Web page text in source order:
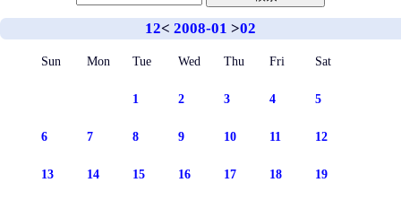
12< 2008-01 >02
Sun Mon Tue Wed Thu Fri Sat
1 2 3 4 5
6 7 8 9 10 11 12
13 14 15 16 17 18 19